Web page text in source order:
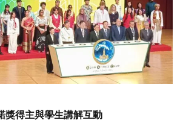
獎得主與學生講解互動